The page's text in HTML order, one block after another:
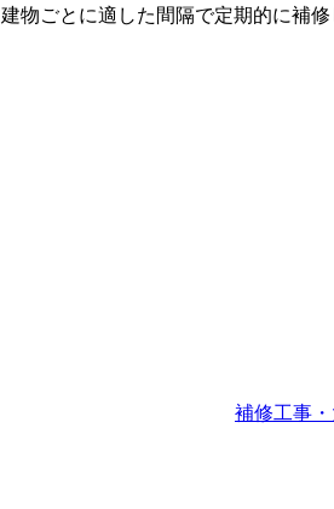
物ごとに適した間隔で定期的に補
補修工事